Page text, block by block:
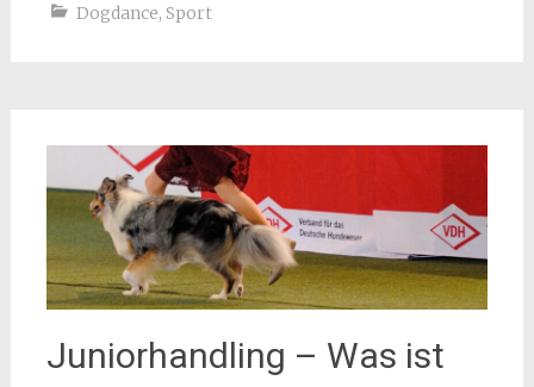
Dogdance, Sport
Juniorhandling – Was ist